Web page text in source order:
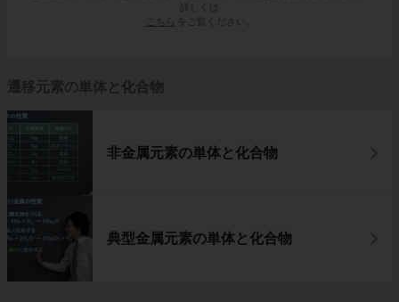
詳しくは
こちら
をご覧ください。
遷移元素の単体と化合物
非金属元素の単体と化合物
典型金属元素の単体と化合物